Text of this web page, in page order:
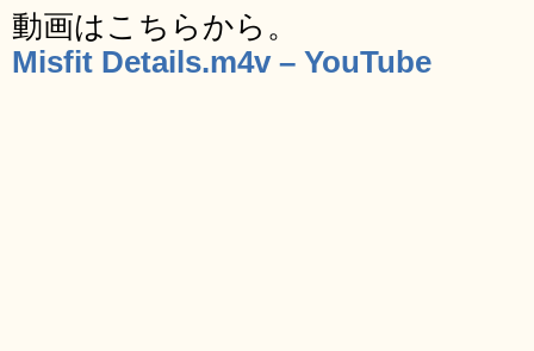
動画はこちらから。
Misfit Details.m4v – YouTube